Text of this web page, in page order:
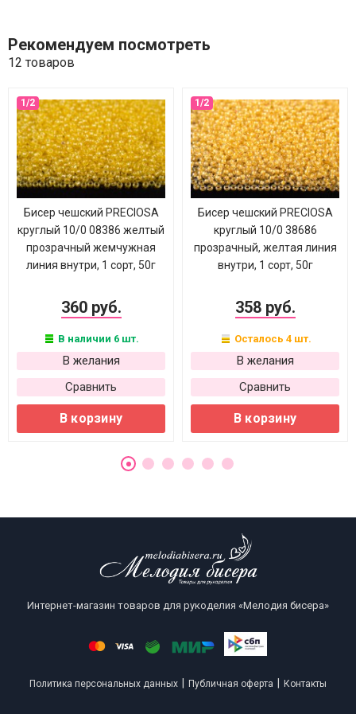
Рекомендуем посмотреть
12 товаров
Бисер чешский PRECIOSA
круглый 10/0 08386 желтый
прозрачный жемчужная
линия внутри, 1 сорт, 50г
360 руб.
В наличии 6 шт.
В желания
Сравнить
В корзину
Бисер чешский PRECIOSA
круглый 10/0 38686
прозрачный, желтая линия
внутри, 1 сорт, 50г
358 руб.
Осталось 4 шт.
В желания
Сравнить
В корзину
Интернет-магазин товаров для рукоделия «Мелодия бисера»
Политика персональных данных Публичная оферта Контакты